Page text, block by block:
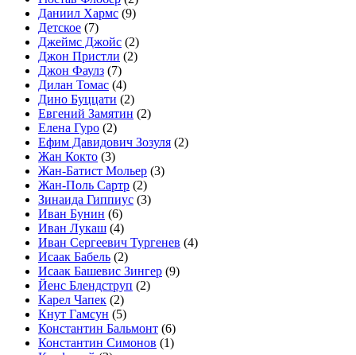
Даниил Хармс (9)
Детское (7)
Джеймс Джойс (2)
Джон Пристли (2)
Джон Фаулз (7)
Дилан Томас (4)
Дино Буццати (2)
Евгений Замятин (2)
Елена Гуро (2)
Ефим Давидович Зозуля (2)
Жан Кокто (3)
Жан-Батист Мольер (3)
Жан-Поль Сартр (2)
Зинаида Гиппиус (3)
Иван Бунин (6)
Иван Лукаш (4)
Иван Сергеевич Тургенев (4)
Исаак Бабель (2)
Исаак Башевис Зингер (9)
Йенс Блендструп (2)
Карел Чапек (2)
Кнут Гамсун (5)
Константин Бальмонт (6)
Константин Симонов (1)